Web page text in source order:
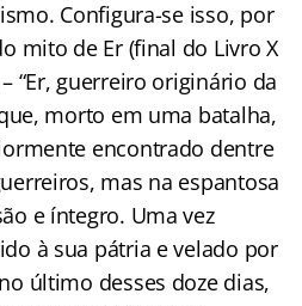
Configura-se isso, por
mito de Er (final do Livro X
“Er, guerreiro originário da
morto em uma batalha,
encontrado dentre
mas na espantosa
e íntegro. Uma vez
à sua pátria e velado por
último desses doze dias,